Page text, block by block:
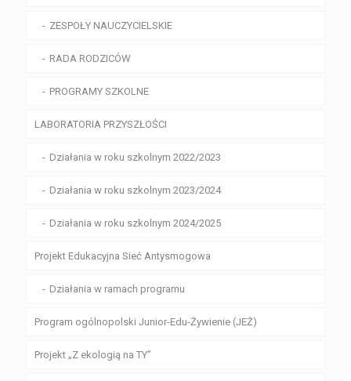
ZESPOŁY NAUCZYCIELSKIE
RADA RODZICÓW
PROGRAMY SZKOLNE
LABORATORIA PRZYSZŁOŚCI
Działania w roku szkolnym 2022/2023
Działania w roku szkolnym 2023/2024
Działania w roku szkolnym 2024/2025
Projekt Edukacyjna Sieć Antysmogowa
Działania w ramach programu
Program ogólnopolski Junior-Edu-Żywienie (JEŻ)
Projekt „Z ekologią na TY”